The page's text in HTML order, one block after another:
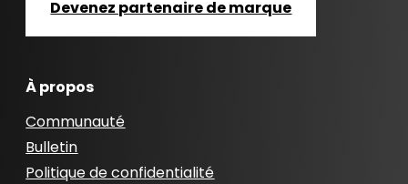
Devenez partenaire de marque
À propos
Communauté
Bulletin
Politique de confidentialité